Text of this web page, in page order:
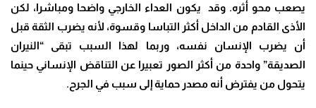
يصعب محو أثره. وقد يكون العداء الخارجي واضحا ومباشرا، لكن
الأذى القادم من الداخل أكثر التباسا وقسوة، لأنه يضرب الثقة قبل
أن يضرب الإنسان نفسه، وربما لهذا السبب تبقى “النيران
الصديقة” واحدة من أكثر الصور تعبيرا عن التناقض الإنساني حينما
يتحول من يفترض أنه مصدر حماية إلى سبب في الجرح.